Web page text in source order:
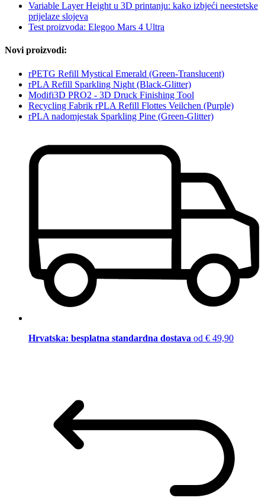
Variable Layer Height u 3D printanju: kako izbjeći neestetske
prijelaze slojeva
Test proizvoda: Elegoo Mars 4 Ultra
Novi proizvodi:
rPETG Refill Mystical Emerald (Green-Translucent)
rPLA Refill Sparkling Night (Black-Glitter)
Modifi3D PRO2 - 3D Druck Finishing Tool
Recycling Fabrik rPLA Refill Flottes Veilchen (Purple)
rPLA nadomjestak Sparkling Pine (Green-Glitter)
Hrvatska: besplatna standardna dostava od € 49,90